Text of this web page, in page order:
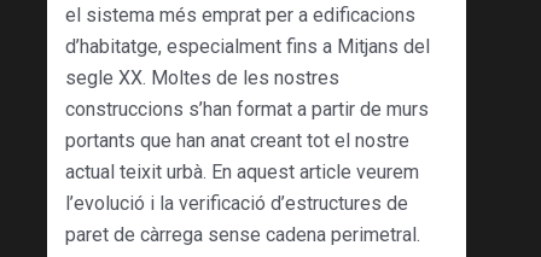
el sistema més emprat per a edificacions
d’habitatge, especialment fins a Mitjans del
segle XX. Moltes de les nostres
construccions s’han format a partir de murs
portants que han anat creant tot el nostre
actual teixit urbà. En aquest article veurem
l’evolució i la verificació d’estructures de
paret de càrrega sense cadena perimetral.